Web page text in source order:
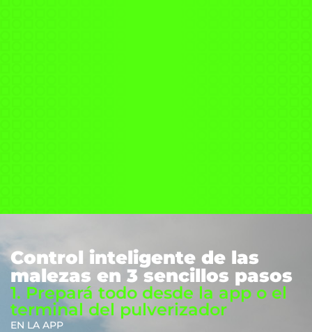
Control inteligente de las
malezas en 3 sencillos pasos
1. Prepará todo desde la app o el
terminal del pulverizador
EN LA APP